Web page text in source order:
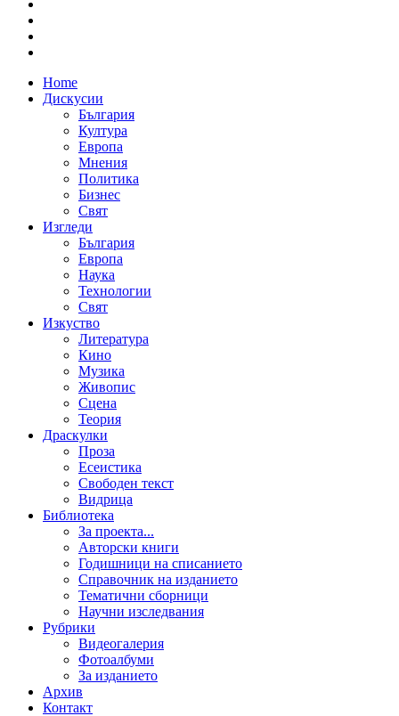
Home
Дискусии
България
Култура
Европа
Мнения
Политика
Бизнес
Свят
Изгледи
България
Европа
Наука
Технологии
Свят
Изкуство
Литература
Кино
Музика
Живопис
Сцена
Теория
Драскулки
Проза
Есеистика
Свободен текст
Видрица
Библиотека
За проекта...
Авторски книги
Годишници на списанието
Справочник на изданието
Тематични сборници
Научни изследвания
Рубрики
Видеогалерия
Фотоалбуми
За изданието
Архив
Контакт